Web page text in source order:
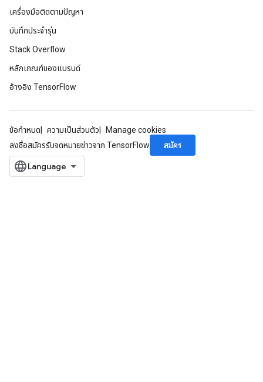
เครื่องมือติดตามปัญหา
บันทึกประจำรุ่น
Stack Overflow
หลักเกณฑ์ของแบรนด์
อ้างอิง TensorFlow
ข้อกำหนด ความเป็นส่วนตัว
Manage cookies
ลงชื่อสมัครรับจดหมายข่าวจาก TensorFlow
สมัคร